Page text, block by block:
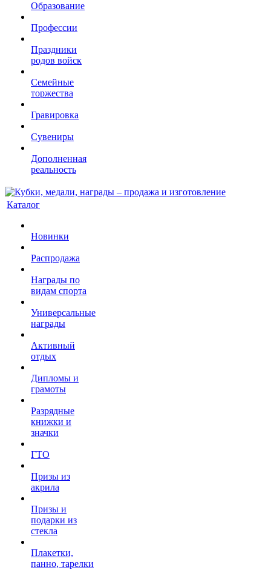
Образование
Профессии
Праздники
родов войск
Семейные
торжества
Гравировка
Сувениры
Дополненная
реальность
Каталог
Новинки
Распродажа
Награды по
видам спорта
Универсальные
награды
Активный
отдых
Дипломы и
грамоты
Разрядные
книжки и
значки
ГТО
Призы из
акрила
Призы и
подарки из
стекла
Плакетки,
панно, тарелки